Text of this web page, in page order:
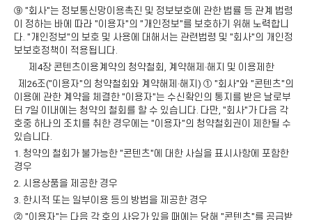
⑨ "회사"는 정보통신망이용촉진 및 정보보호에 관한 법률 등 관계 법령
이 정하는 바에 따라 "이용자"의 "개인정보"를 보호하기 위해 노력합니
다. "개인정보"의 보호 및 사용에 대해서는 관련법령 및 "회사"의 개인정
보보호정책이 적용됩니다.
제4장 콘텐츠이용계약의 청약철회, 계약해제·해지 및 이용제한
제26조("이용자"의 청약철회와 계약해제·해지) ① "회사"와 "콘텐츠"의
이용에 관한 계약을 체결한 "이용자"는 수신확인의 통지를 받은 날로부
터 7일 이내에는 청약의 철회를 할 수 있습니다. 다만, "회사"가 다음 각
호중 하나의 조치를 취한 경우에는 "이용자"의 청약철회권이 제한될 수
있습니다.
1. 청약의 철회가 불가능한 "콘텐츠"에 대한 사실을 표시사항에 포함한
경우
2. 시용상품을 제공한 경우
3. 한시적 또는 일부이용 등의 방법을 제공한 경우
② "이용자"는 다음 각 호의 사유가 있을 때에는 당해 "콘텐츠"를 공급받